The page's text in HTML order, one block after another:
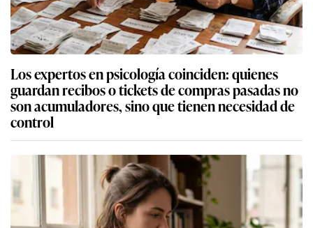
Los expertos en psicología coinciden: quienes
guardan recibos o tickets de compras pasadas no
son acumuladores, sino que tienen necesidad de
control